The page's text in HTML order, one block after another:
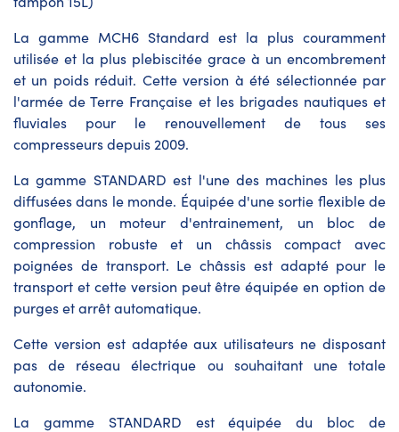
La gamme MCH6 Standard est la plus couramment
utilisée et la plus plebiscitée grace à un encombrement
et un poids réduit. Cette version à été sélectionnée par
l'armée de Terre Française et les brigades nautiques et
fluviales pour le renouvellement de tous ses
compresseurs depuis 2009.
La gamme STANDARD est l'une des machines les plus
diffusées dans le monde. Équipée d'une sortie flexible de
gonflage, un moteur d'entrainement, un bloc de
compression robuste et un châssis compact avec
poignées de transport. Le châssis est adapté pour le
transport et cette version peut être équipée en option de
purges et arrêt automatique.
Cette version est adaptée aux utilisateurs ne disposant
pas de réseau électrique ou souhaitant une totale
autonomie.
La gamme STANDARD est équipée du bloc de